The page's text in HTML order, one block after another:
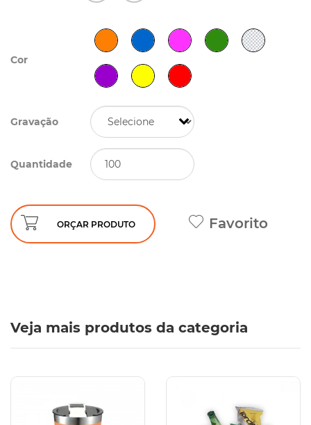
Cor
Gravação
Quantidade
ORÇAR PRODUTO Favorito
Veja mais produtos da categoria